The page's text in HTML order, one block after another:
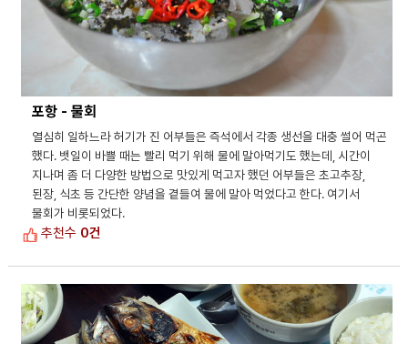
포항 - 물회
열심히 일하느라 허기가 진 어부들은 즉석에서 각종 생선을 대충 썰어 먹곤
했다. 뱃일이 바쁠 때는 빨리 먹기 위해 물에 말아먹기도 했는데, 시간이
지나며 좀 더 다양한 방법으로 맛있게 먹고자 했던 어부들은 초고추장,
된장, 식초 등 간단한 양념을 곁들여 물에 말아 먹었다고 한다. 여기서
물회가 비롯되었다.
추천수 0건